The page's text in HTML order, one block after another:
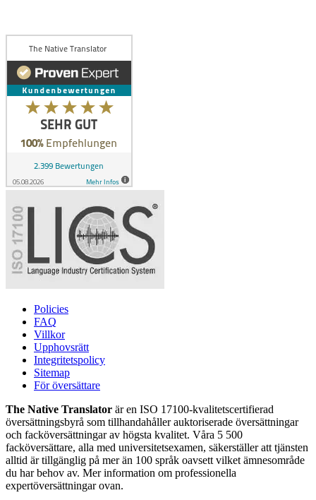
Policies
FAQ
Villkor
Upphovsrätt
Integritetspolicy
Sitemap
För översättare
The Native Translator är en ISO 17100-kvalitetscertifierad
översättningsbyrå som tillhandahåller auktoriserade översättningar
och facköversättningar av högsta kvalitet. Våra 5 500
facköversättare, alla med universitetsexamen, säkerställer att tjänsten
alltid är tillgänglig på mer än 100 språk oavsett vilket ämnesområde
du har behov av. Mer information om professionella
expertöversättningar ovan.